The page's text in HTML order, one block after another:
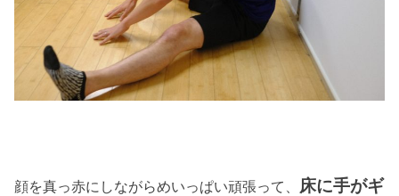
顔を真っ赤にしながらめいっぱい頑張って、 床に手がギ